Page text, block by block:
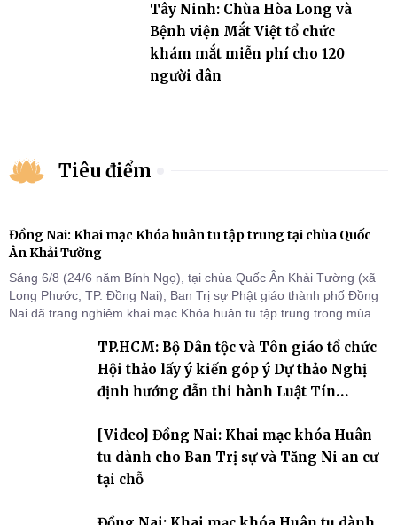
Tây Ninh: Chùa Hòa Long và
Bệnh viện Mắt Việt tổ chức
khám mắt miễn phí cho 120
người dân
Tiêu điểm
Đồng Nai: Khai mạc Khóa huân tu tập trung tại chùa Quốc
Ân Khải Tường
Sáng 6/8 (24/6 năm Bính Ngọ), tại chùa Quốc Ân Khải Tường (xã
Long Phước, TP. Đồng Nai), Ban Trị sự Phật giáo thành phố Đồng
Nai đã trang nghiêm khai mạc Khóa huân tu tập trung trong mùa
chỗ khu vực VII, VIII và trường hạ chùa Quốc Ân Khải Tường.
TP.HCM: Bộ Dân tộc và Tôn giáo tổ chức
Hội thảo lấy ý kiến góp ý Dự thảo Nghị
định hướng dẫn thi hành Luật Tín
[Video] Đồng Nai: Khai mạc khóa Huân
tu dành cho Ban Trị sự và Tăng Ni an cư
tại chỗ